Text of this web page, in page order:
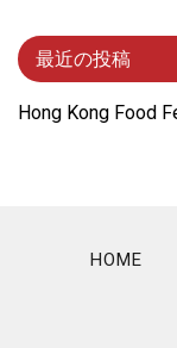
最近の投稿
Hong Kong Food
HOME